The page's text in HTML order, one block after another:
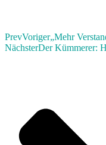
PrevVoriger„Mehr
NächsterDer Kümmerer: